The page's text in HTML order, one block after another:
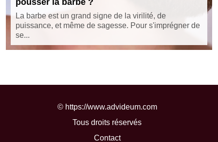
pousser la barbe ?
La barbe est un grand signe de la virilité, de
puissance, et même de sagesse. Pour s'imprégner de
se...
© https://www.advideum.com
Tous droits réservés
Contact